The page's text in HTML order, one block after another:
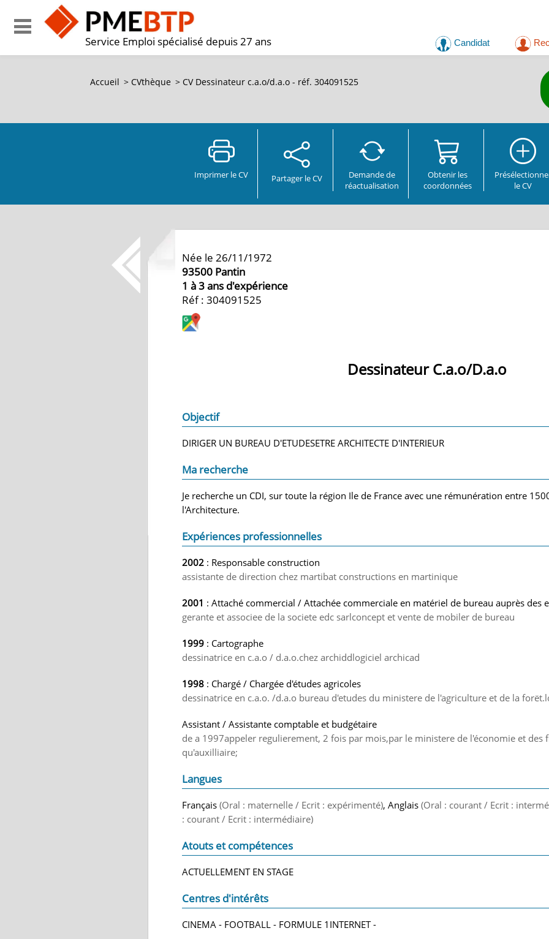
Service Emploi spécialisé depuis 27 ans Candidat
Accueil > CVthèque > CV Dessinateur c.a.o/d.a.o - réf. 304091525
Imprimer le CV Partager le CV
Demande de
réactualisation
Obtenir les
coordonnées
le CV
Née le 26/11/1972
93500 Pantin
1 à 3 ans d'expérience
Réf : 304091525
Dessinateur C.a.o/D.a.o
Objectif
DIRIGER UN BUREAU D'ETUDESETRE ARCHITECTE D'INTERIEUR
Ma recherche
Je recherche un CDI, sur toute la région Ile de France avec une rémunération entre
l'Architecture.
Expériences professionnelles
2002 : Responsable construction
assistante de direction chez martibat constructions en martinique
2001 : Attaché commercial / Attachée commerciale en matériel de bureau auprès des
gerante et associee de la societe edc sarlconcept et vente de mobiler de bureau
1999 : Cartographe
dessinatrice en c.a.o / d.a.o.chez archiddlogiciel archicad
1998 : Chargé / Chargée d'études agricoles
dessinatrice en c.a.o. /d.a.o bureau d'etudes du ministere de l'agriculture et de la
Assistant / Assistante comptable et budgétaire
de a 1997appeler regulierement, 2 fois par mois,par le ministere de l'économie et des
qu'auxilliaire;
Langues
Français (Oral : maternelle / Ecrit : expérimenté), Anglais (Oral : courant / Ecrit :
: courant / Ecrit : intermédiaire)
Atouts et compétences
ACTUELLEMENT EN STAGE
Centres d'intérêts
CINEMA - FOOTBALL - FORMULE 1INTERNET -